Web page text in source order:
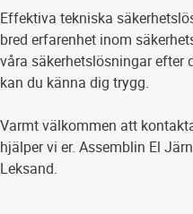
Effektiva tekniska
bred erfarenhet inom
våra säkerhetslösningar efter
kan du känna dig trygg.
Varmt välkommen att
hjälper vi er. Assemblin El
Leksand.